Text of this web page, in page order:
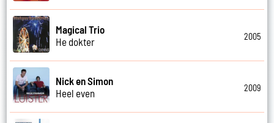
Magical Trio
He dokter
2005
Nick en Simon
Heel even
2009